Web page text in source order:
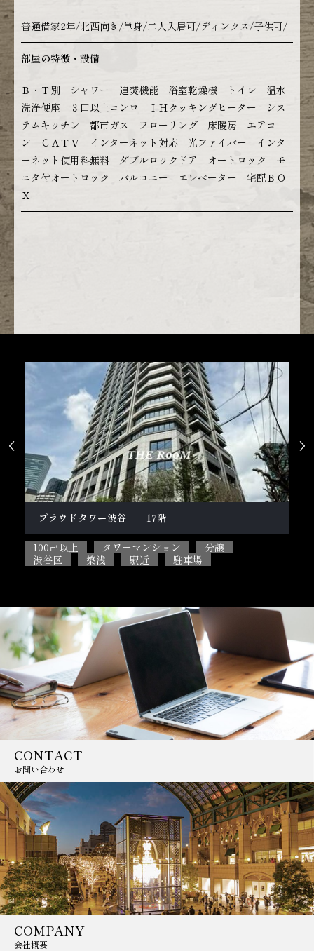
普通借家2年/北西向き/単身/二人入居可/ディンクス/子供可/
部屋の特徴・設備
Ｂ・Ｔ別 シャワー 追焚機能 浴室乾燥機 トイレ 温水
洗浄便座 ３口以上コンロ ＩＨクッキングヒーター シス
テムキッチン 都市ガス フローリング 床暖房 エアコ
ン ＣＡＴＶ インターネット対応 光ファイバー インタ
ーネット使用料無料 ダブルロックドア オートロック モ
ニタ付オートロック バルコニー エレベーター 宅配ＢＯ
Ｘ
柿の木坂１丁目戸建
100㎡以上 5SLDK
ペット相談可能
目黒区
閑静な住宅街 駐車場
 
CONTACT
お問い合わせ
COMPANY
会社概要